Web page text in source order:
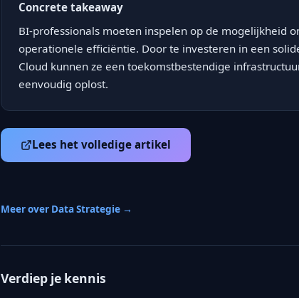
Concrete takeaway
BI-professionals moeten inspelen op de mogelijkheid
operationele efficiëntie. Door te investeren in een
Cloud kunnen ze een toekomstbestendige
eenvoudig oplost.
Lees het volledige artikel
Meer over Data Strategie →
Verdiep je kennis